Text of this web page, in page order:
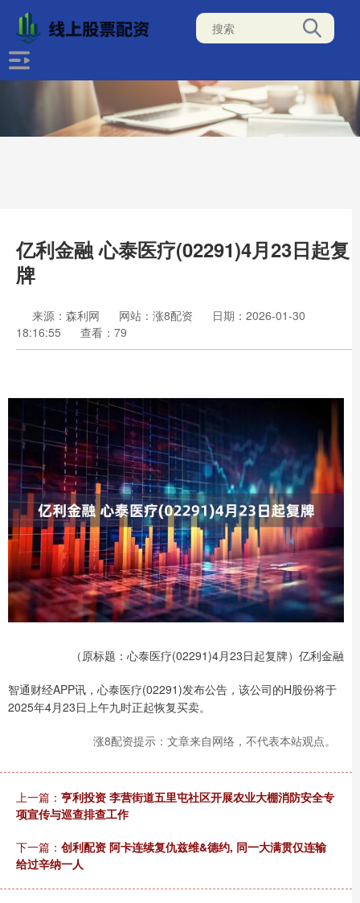
亿利金融 心泰医疗(02291)4月23日起复
牌
来源：森利网 网站：涨8配资
日期：2026-01-30
18:16:55
查看：79
（原标题：心泰医疗(02291)4月23日起复牌）亿利金融
智通财经APP讯，心泰医疗(02291)发布公告，该公司的H股份将于
2025年4月23日上午九时正起恢复买卖。
涨8配资提示：文章来自网络，不代表本站观点。
上一篇： 亨利投资 李营街道五里屯社区开展农业大棚消防安全专
项宣传与巡查排查工作
下一篇： 创利配资 阿卡连续复仇兹维&德约, 同一大满贯仅连输
给过辛纳一人